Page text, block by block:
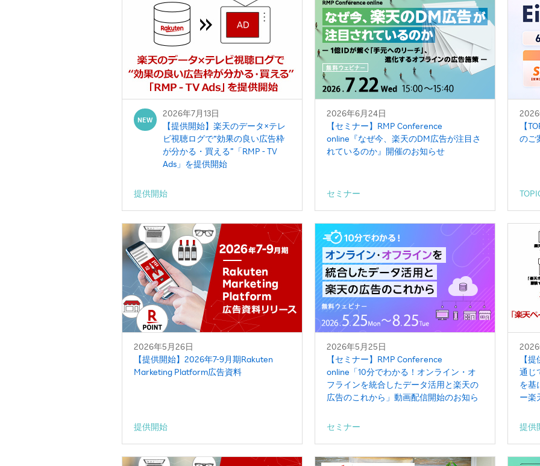
NEW
2026年7月13日
【提供開始】楽天のデータ×テレ
ビ視聴ログで“効果の良い広告枠
が分かる・買える”「RMP - TV
Ads」を提供開始
提供開始
2026年6月24日
【セミナー】RMP Conference
online『なぜ今、楽天のDM広告が注目さ
れているのか』開催のお知らせ
セミナー
2026
【
のご
2026年5月26日
【提供開始】2026年7-9月期Rakuten
Marketing Platform広告資料
提供開始
2026年5月25日
【セミナー】RMP Conference
online「10分でわかる！オンライン・オ
フラインを統合したデータ活用と楽天の
広告のこれから」動画配信開始のお知ら
セミナー
2026
【
通じ
を基
ー楽
提供